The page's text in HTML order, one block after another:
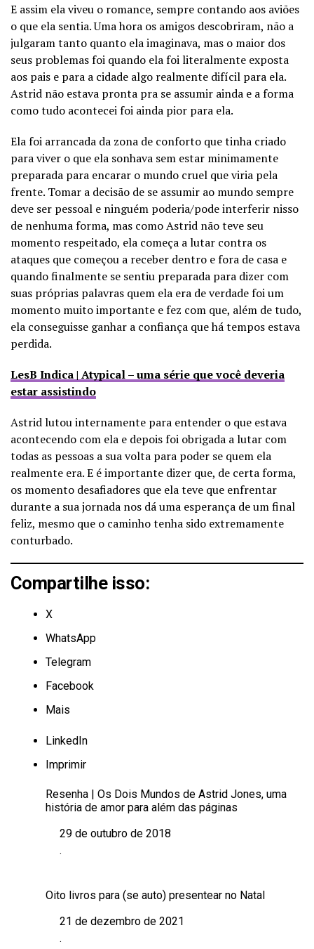
E assim ela viveu o romance, sempre contando aos aviões
o que ela sentia. Uma hora os amigos descobriram, não a
julgaram tanto quanto ela imaginava, mas o maior dos
seus problemas foi quando ela foi literalmente exposta
aos pais e para a cidade algo realmente difícil para ela.
Astrid não estava pronta pra se assumir ainda e a forma
como tudo acontecei foi ainda pior para ela.
Ela foi arrancada da zona de conforto que tinha criado
para viver o que ela sonhava sem estar minimamente
preparada para encarar o mundo cruel que viria pela
frente. Tomar a decisão de se assumir ao mundo sempre
deve ser pessoal e ninguém poderia/pode interferir nisso
de nenhuma forma, mas como Astrid não teve seu
momento respeitado, ela começa a lutar contra os
ataques que começou a receber dentro e fora de casa e
quando finalmente se sentiu preparada para dizer com
suas próprias palavras quem ela era de verdade foi um
momento muito importante e fez com que, além de tudo,
ela conseguisse ganhar a confiança que há tempos estava
perdida.
LesB Indica | Atypical – uma série que você deveria
estar assistindo
Astrid lutou internamente para entender o que estava
acontecendo com ela e depois foi obrigada a lutar com
todas as pessoas a sua volta para poder se quem ela
realmente era. E é importante dizer que, de certa forma,
os momento desafiadores que ela teve que enfrentar
durante a sua jornada nos dá uma esperança de um final
feliz, mesmo que o caminho tenha sido extremamente
conturbado.
Compartilhe isso:
X
WhatsApp
Telegram
Facebook
Mais
LinkedIn
Imprimir
Resenha | Os Dois Mundos de Astrid Jones, uma
história de amor para além das páginas
Data
29 de outubro de 2018
Em relação a
.
Oito livros para (se auto) presentear no Natal
Data
21 de dezembro de 2021
Em relação a
.